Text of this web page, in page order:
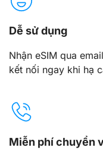
Dễ sử dụng
Nhận eSIM qua
kết nối ngay khi hạ
Miễn phí chuyển